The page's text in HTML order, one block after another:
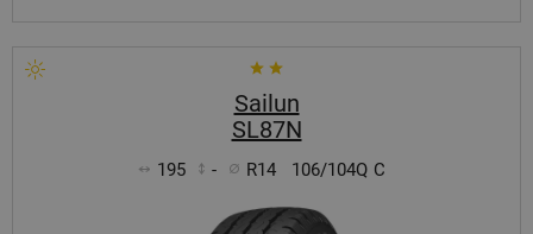
Sailun
SL87N
195 - R14 106/104Q C